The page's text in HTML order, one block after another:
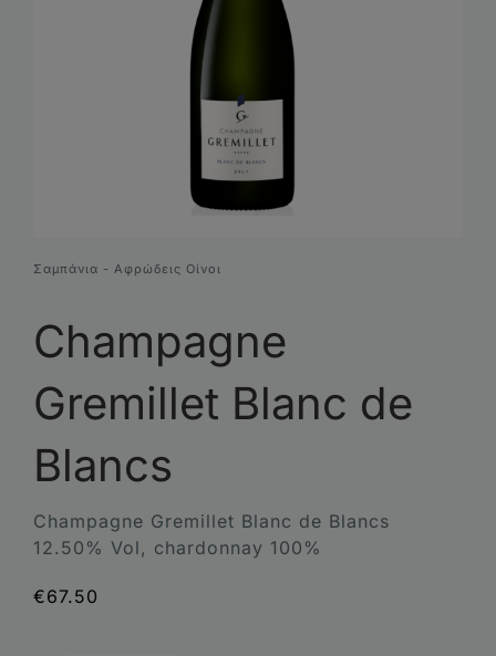
Σαμπάνια - Αφρώδεις Οίνοι
Champagne
Gremillet Blanc de
Blancs
Champagne Gremillet Blanc de Blancs
12.50% Vol, chardonnay 100%
€67.50